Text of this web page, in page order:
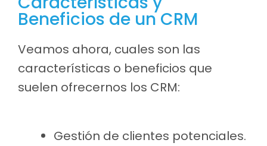
Beneficios de un CRM
Veamos ahora, cuales son las
características o beneficios que
suelen ofrecernos los CRM:
Gestión de clientes potenciales.